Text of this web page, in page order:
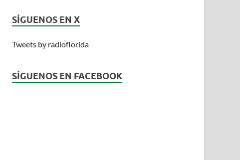
SÍGUENOS EN X
Tweets by radioflorida
SÍGUENOS EN FACEBOOK